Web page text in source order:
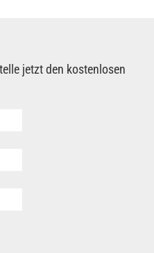
jetzt den kostenlosen